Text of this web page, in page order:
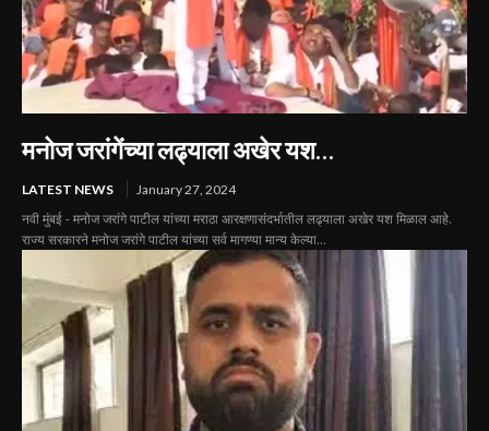
मनोज जरांगेंच्या लढ्याला अखेर यश…
LATEST NEWS January 27, 2024
नवी मुंबई - मनोज जरांगे पाटील यांच्या मराठा आरक्षणासंदर्भातील लढ्याला अखेर यश मिळाल आहे.
राज्य सरकारने मनोज जरांगे पाटील यांच्या सर्व मागण्या मान्य केल्या...